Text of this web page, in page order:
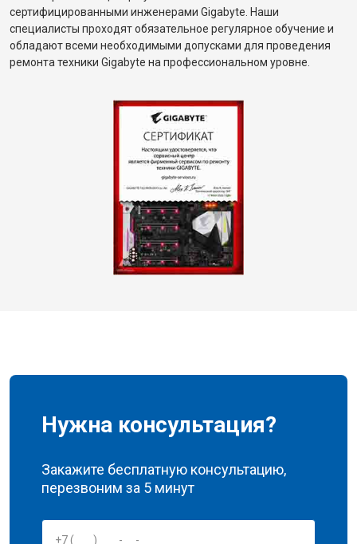
сертифицированными инженерами Gigabyte. Наши
специалисты проходят обязательное регулярное обучение и
обладают всеми необходимыми допусками для проведения
ремонта техники Gigabyte на профессиональном уровне.
Нужна консультация?
Закажите бесплатную консультацию,
перезвоним за 5 минут